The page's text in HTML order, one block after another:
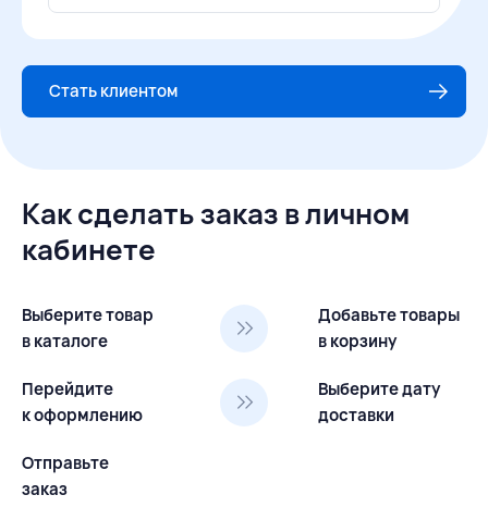
Стать клиентом
Как сделать заказ в личном
кабинете
Выберите товар
в каталоге
Добавьте товары
в корзину
Перейдите
к оформлению
Выберите дату
доставки
Отправьте
заказ